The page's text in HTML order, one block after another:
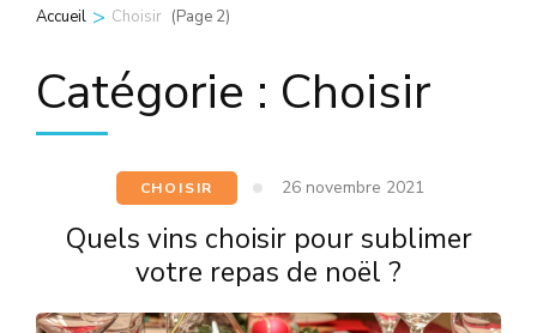
Accueil > Choisir (Page 2)
Catégorie : Choisir
CHOISIR 26 novembre 2021
Quels vins choisir pour sublimer
votre repas de noël ?